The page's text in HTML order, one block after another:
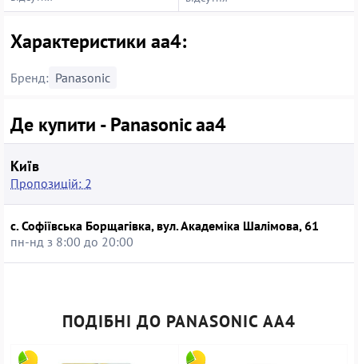
Характеристики аа4:
Бренд: Panasonic
Де купити - Panasonic аа4
Київ
Пропозицій: 2
с. Софіївська Борщагівка, вул. Академіка Шалімова, 61
пн-нд з 8:00 до 20:00
ПОДІБНІ ДО PANASONIC АА4